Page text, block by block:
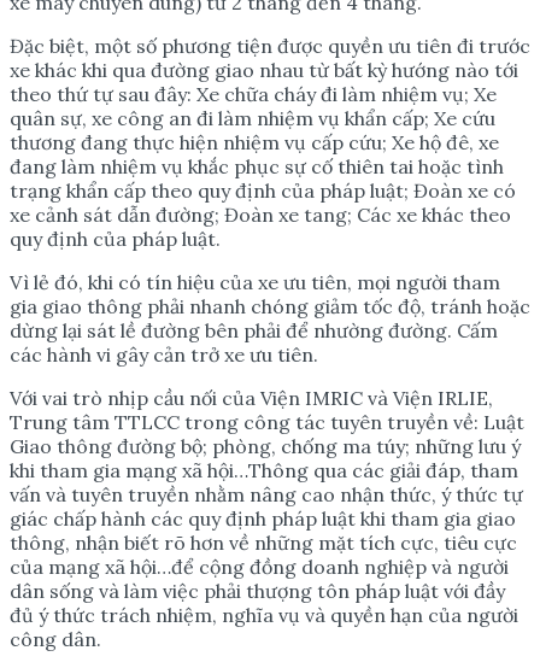
Đặc biệt, một số phương tiện được quyền ưu tiên đi trước
xe khác khi qua đường giao nhau từ bất kỳ hướng nào tới
theo thứ tự sau đây: Xe chữa cháy đi làm nhiệm vụ; Xe
quân sự, xe công an đi làm nhiệm vụ khẩn cấp; Xe cứu
thương đang thực hiện nhiệm vụ cấp cứu; Xe hộ đê, xe
đang làm nhiệm vụ khắc phục sự cố thiên tai hoặc tình
trạng khẩn cấp theo quy định của pháp luật; Đoàn xe có
xe cảnh sát dẫn đường; Đoàn xe tang; Các xe khác theo
quy định của pháp luật.
Vì lẻ đó, khi có tín hiệu của xe ưu tiên, mọi người tham
gia giao thông phải nhanh chóng giảm tốc độ, tránh hoặc
dừng lại sát lề đường bên phải để nhường đường. Cấm
các hành vi gây cản trở xe ưu tiên.
Với vai trò nhịp cầu nối của Viện IMRIC và Viện IRLIE,
Trung tâm TTLCC trong công tác tuyên truyền về: Luật
Giao thông đường bộ; phòng, chống ma túy; những lưu ý
khi tham gia mạng xã hội…Thông qua các giải đáp, tham
vấn và tuyên truyền nhằm nâng cao nhận thức, ý thức tự
giác chấp hành các quy định pháp luật khi tham gia giao
thông, nhận biết rõ hơn về những mặt tích cực, tiêu cực
của mạng xã hội…để cộng đồng doanh nghiệp và người
dân sống và làm việc phải thượng tôn pháp luật với đầy
đủ ý thức trách nhiệm, nghĩa vụ và quyền hạn của người
công dân.